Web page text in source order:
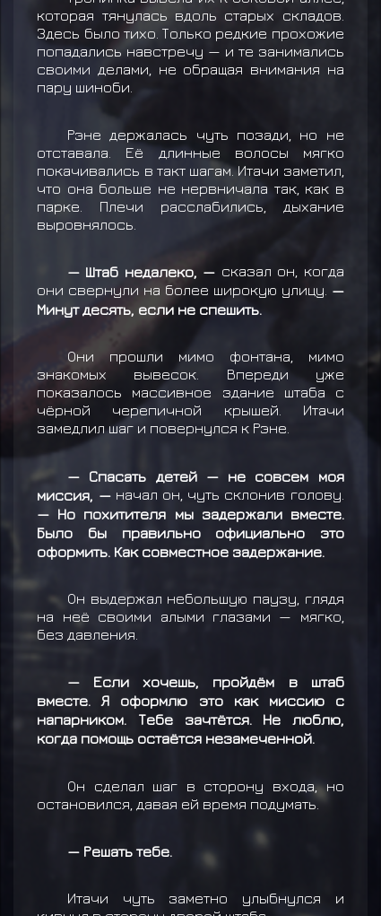
которая тянулась вдоль старых складов.
Здесь было тихо. Только редкие прохожие
попадались навстречу — и те занимались
своими делами, не обращая внимания на
пару шиноби.
Рэне держалась чуть позади, но не
отставала. Её длинные волосы мягко
покачивались в такт шагам. Итачи заметил,
что она больше не нервничала так, как в
парке. Плечи расслабились, дыхание
выровнялось.
— Штаб недалеко, — сказал он, когда
они свернули на более широкую улицу. —
Минут десять, если не спешить.
Они прошли мимо фонтана, мимо
знакомых вывесок. Впереди уже
показалось массивное здание штаба с
чёрной черепичной крышей. Итачи
замедлил шаг и повернулся к Рэне.
— Спасать детей — не совсем моя
миссия, —начал он, чуть склонив голову.
— Но похитителя мы задержали вместе.
Было бы правильно официально это
оформить. Как совместное задержание.
Он выдержал небольшую паузу, глядя
на неё своими алыми глазами — мягко,
без давления.
— Если хочешь, пройдём в штаб
вместе. Я оформлю это как миссию с
напарником. Тебе зачтётся. Не люблю,
когда помощь остаётся незамеченной.
Он сделал шаг в сторону входа, но
остановился, давая ей время подумать.
— Решать тебе.
Итачи чуть заметно улыбнулся и